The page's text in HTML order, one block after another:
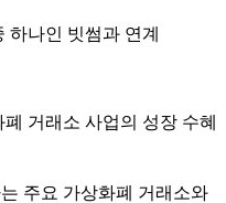
하나인 빗썸과 연계
거래소 사업의 성장 수혜
주요 가상화폐 거래소와